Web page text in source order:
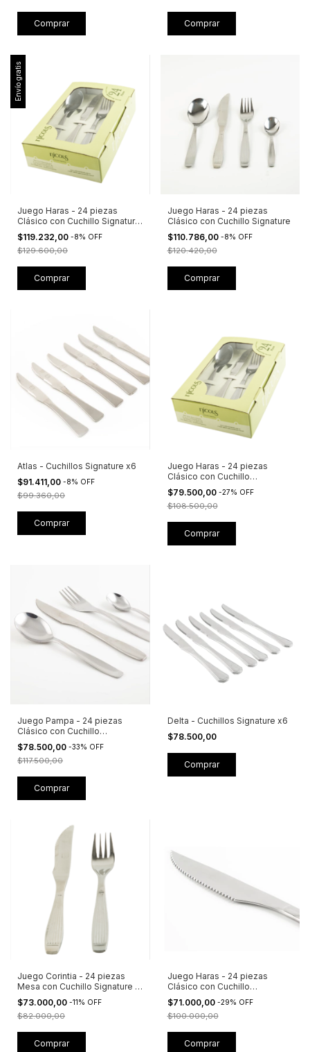
Envío gratis
Juego Haras - 24 piezas
Clásico con Cuchillo Signature
+ Caja Visora
$119.232,00 -8% OFF
$129.600,00
Juego Haras - 24 piezas
Clásico con Cuchillo Signature
$110.786,00 -8% OFF
$120.420,00
Atlas - Cuchillos Signature x6
$91.411,00 -8% OFF
$99.360,00
Juego Haras - 24 piezas
Clásico con Cuchillo
Tradicional + Caja Visora
$79.500,00 -27% OFF
$108.500,00
Juego Pampa - 24 piezas
Clásico con Cuchillo
Tradicional
$78.500,00 -33% OFF
$117.500,00
Delta - Cuchillos Signature x6
$78.500,00
Juego Corintia - 24 piezas
Mesa con Cuchillo Signature -
Linea Económica
$73.000,00 -11% OFF
$82.000,00
Juego Haras - 24 piezas
Clásico con Cuchillo
Tradicional
$71.000,00 -29% OFF
$100.000,00